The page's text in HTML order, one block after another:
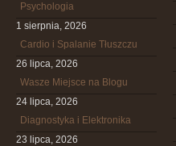
Psychologia
1 sierpnia, 2026
Cardio i Spalanie Tłuszczu
26 lipca, 2026
Wasze Miejsce na Blogu
24 lipca, 2026
Diagnostyka i Elektronika
23 lipca, 2026